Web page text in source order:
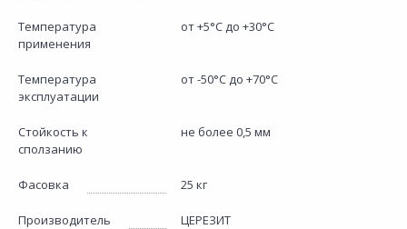
Температура
применения
от +5°С до +30°С
Температура
эксплуатации
от -50°С до +70°С
Стойкость к
сползанию
не более 0,5 мм
Фасовка 25 кг
Производитель ЦЕРЕЗИТ